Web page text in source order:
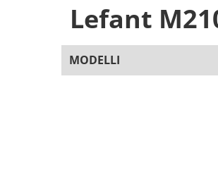
Lefant
MODELLI